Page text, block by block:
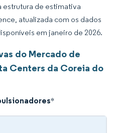
estrutura de estimativa
atualizada com os dados
em janeiro de 2026.
do Mercado de
Centers da Coreia do
*